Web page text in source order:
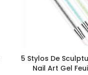
5 Stylos De
Nail Art Gel